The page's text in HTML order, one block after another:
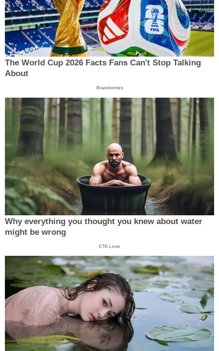
The World Cup 2026 Facts Fans Can't Stop Talking
About
Brainberries
Why everything you thought you knew about water
might be wrong
CTA Love